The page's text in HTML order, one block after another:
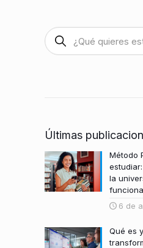
Últimas
Método
la
funciona
6 de
Qué es